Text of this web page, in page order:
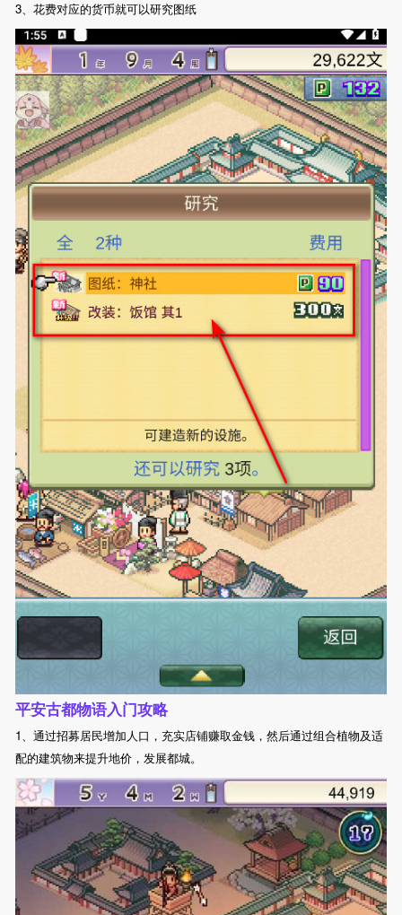
3、花费对应的货币就可以研究图纸
平安古都物语入门攻略
1、通过招募居民增加人口，充实店铺赚取金钱，然后通过组合植物及适
配的建筑物来提升地价，发展都城。